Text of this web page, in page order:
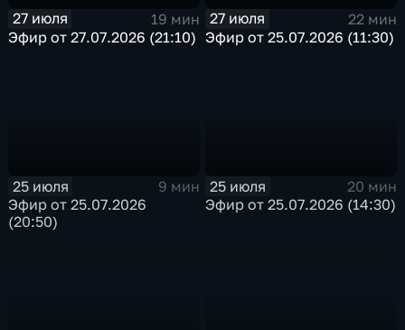
27 июля
19 мин
Эфир от 27.07.2026 (21:10)
27 июля
22 мин
Эфир от 25.07.2026 (11:30)
25 июля
9 мин
Эфир от 25.07.2026
(20:50)
25 июля
20 мин
Эфир от 25.07.2026 (14:30)